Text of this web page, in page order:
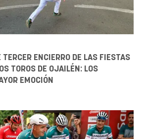
TERCER ENCIERRO DE LAS FIESTAS
TOROS DE OJAILÉN: LOS
EMOCIÓN